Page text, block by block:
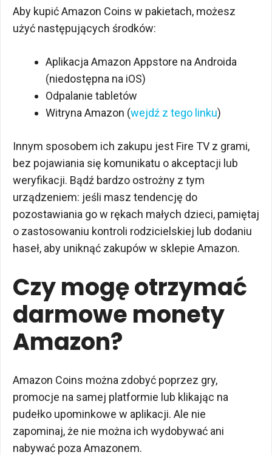
Aby kupić Amazon Coins w pakietach, możesz
użyć następujących środków:
Aplikacja Amazon Appstore na Androida
(niedostępna na iOS)
Odpalanie tabletów
Witryna Amazon (wejdź z tego linku)
Innym sposobem ich zakupu jest Fire TV z grami,
bez pojawiania się komunikatu o akceptacji lub
weryfikacji. Bądź bardzo ostrożny z tym
urządzeniem: jeśli masz tendencję do
pozostawiania go w rękach małych dzieci, pamiętaj
o zastosowaniu kontroli rodzicielskiej lub dodaniu
haseł, aby uniknąć zakupów w sklepie Amazon.
Czy mogę otrzymać
darmowe monety
Amazon?
Amazon Coins można zdobyć poprzez gry,
promocje na samej platformie lub klikając na
pudełko upominkowe w aplikacji. Ale nie
zapominaj, że nie można ich wydobywać ani
nabywać poza Amazonem.